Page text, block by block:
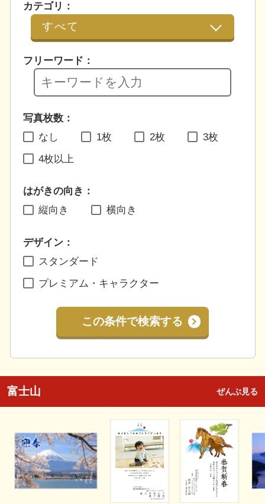
カテゴリ：
フリーワード：
写真枚数：
なし
1枚 2枚 3枚
4枚以上
はがきの向き：
縦向き
横向き
デザイン：
スタンダード
プレミアム・キャラクター
この条件で検索する
富士山 ぜんぶ見る